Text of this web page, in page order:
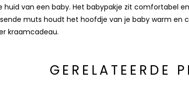
van een baby. Het babypakje zit comfortabel
muts houdt het hoofdje van je baby warm
kraamcadeau.
GERELATEERDE